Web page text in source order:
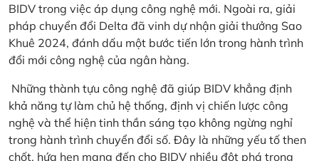
BIDV trong việc áp dụng công nghệ mới. Ngoài ra, giải
pháp chuyển đổi Delta đã vinh dự nhận giải thưởng Sao
Khuê 2024, đánh dấu một bước tiến lớn trong hành trình
đổi mới công nghệ của ngân hàng.
Những thành tựu công nghệ đã giúp BIDV khẳng định
khả năng tự làm chủ hệ thống, định vị chiến lược công
nghệ và thể hiện tinh thần sáng tạo không ngừng nghỉ
trong hành trình chuyển đổi số. Đây là những yếu tố then
chốt, hứa hẹn mang đến cho BIDV nhiều đột phá trong